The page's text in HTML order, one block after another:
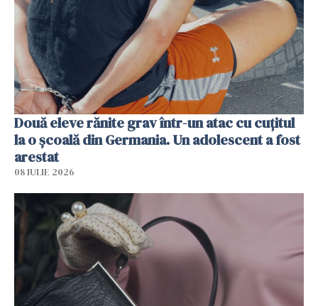
Două eleve rănite grav într-un atac cu cuțitul
la o școală din Germania. Un adolescent a fost
arestat
08 IULIE 2026